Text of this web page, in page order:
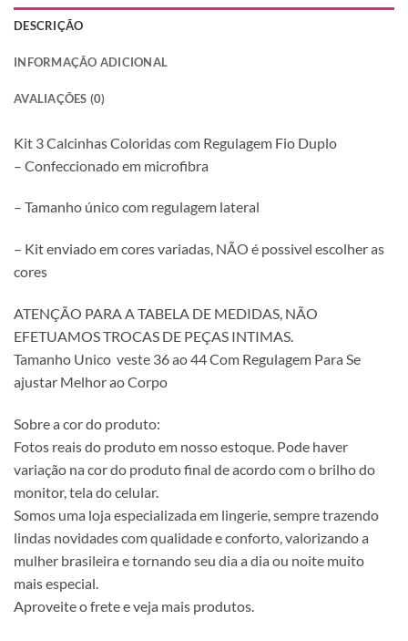
DESCRIÇÃO
INFORMAÇÃO ADICIONAL
AVALIAÇÕES (0)
Kit 3 Calcinhas Coloridas com Regulagem Fio Duplo
– Confeccionado em microfibra
– Tamanho único com regulagem lateral
– Kit enviado em cores variadas, NÃO é possivel escolher as
cores
ATENÇÃO PARA A TABELA DE MEDIDAS, NÃO
EFETUAMOS TROCAS DE PEÇAS INTIMAS.
Tamanho Unico veste 36 ao 44 Com Regulagem Para Se
ajustar Melhor ao Corpo
Sobre a cor do produto:
Fotos reais do produto em nosso estoque. Pode haver
variação na cor do produto final de acordo com o brilho do
monitor, tela do celular.
Somos uma loja especializada em lingerie, sempre trazendo
lindas novidades com qualidade e conforto, valorizando a
mulher brasileira e tornando seu dia a dia ou noite muito
mais especial.
Aproveite o frete e veja mais produtos.